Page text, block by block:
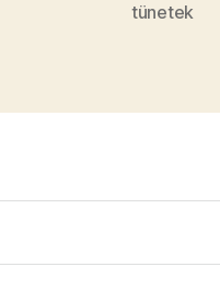
tünetek